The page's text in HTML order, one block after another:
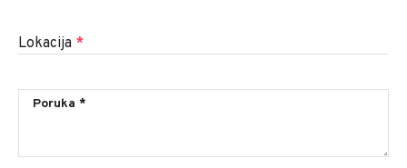
Lokacija *